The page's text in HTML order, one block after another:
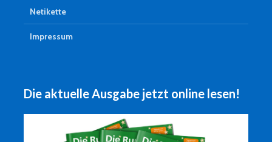
Netikette
Impressum
Die aktuelle Ausgabe jetzt online lesen!